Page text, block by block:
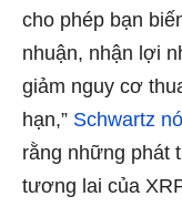
cho phép bạn
nhuận, nhận lợi
giảm nguy cơ
hạn,” Schwartz
rằng những phát
tương lai của